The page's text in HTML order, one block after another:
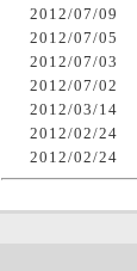
2012/07/09
2012/07/05
2012/07/03
2012/07/02
2012/03/14
2012/02/24
2012/02/24